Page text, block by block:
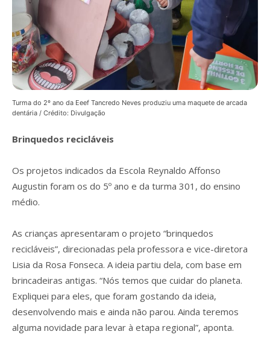
Turma do 2º ano da Eeef Tancredo Neves produziu uma maquete de arcada
dentária / Crédito: Divulgação
Brinquedos recicláveis
Os projetos indicados da Escola Reynaldo Affonso
Augustin foram os do 5º ano e da turma 301, do ensino
médio.
As crianças apresentaram o projeto “brinquedos
recicláveis”, direcionadas pela professora e vice-diretora
Lisia da Rosa Fonseca. A ideia partiu dela, com base em
brincadeiras antigas. “Nós temos que cuidar do planeta.
Expliquei para eles, que foram gostando da ideia,
desenvolvendo mais e ainda não parou. Ainda teremos
alguma novidade para levar à etapa regional”, aponta.